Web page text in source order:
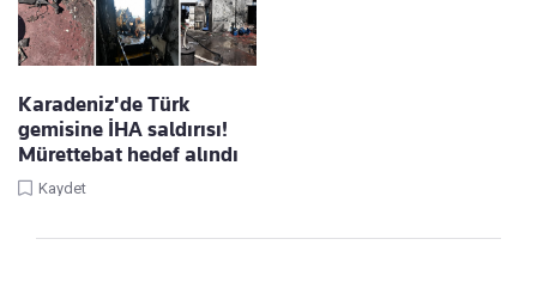
Karadeniz'de Türk
gemisine İHA saldırısı!
Mürettebat hedef alındı
Kaydet